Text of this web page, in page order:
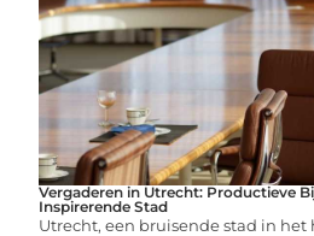
Vergaderen in Utrecht: Productieve
Inspirerende Stad
Utrecht, een bruisende stad in het